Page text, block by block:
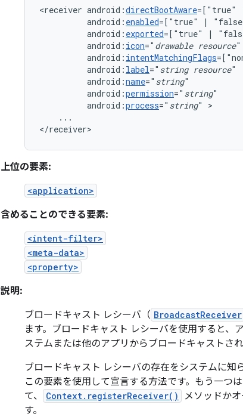
<receiver android:directBootAware=["true"
android: enabled=["true" |
android: exported=["true" |
android: icon=" drawable resource
android: intentMatchingFlags
android: label=" string resource
android:name=" string
android:permission=" string
android:process=" string"
...
</receiver>
上位の要素:
<application>
含めることのできる要素:
<intent-filter>
<meta-data>
<property>
説明:
ブロードキャスト レシーバ（ BroadcastReceiver
ます。ブロードキャスト レシーバを使用すると
ステムまたは他のアプリからブロードキャストさ
ブロードキャスト レシーバの存在をシステムに
この要素を使用して宣言する方法です。もう一つ
て、
Context.registerReceiver()
メソッドか
す。